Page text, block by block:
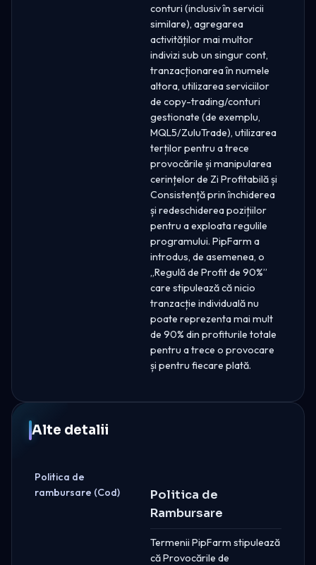
conturi (inclusiv în servicii
similare), agregarea
activităților mai multor
indivizi sub un singur cont,
tranzacționarea în numele
altora, utilizarea serviciilor
de copy-trading/conturi
gestionate (de exemplu,
MQL5/ZuluTrade), utilizarea
terților pentru a trece
provocările și manipularea
cerințelor de Zi Profitabilă și
Consistență prin închiderea
și redeschiderea pozițiilor
pentru a exploata regulile
programului. PipFarm a
introdus, de asemenea, o
„Regulă de Profit de 90%”
care stipulează că nicio
tranzacție individuală nu
poate reprezenta mai mult
de 90% din profiturile totale
pentru a trece o provocare
și pentru fiecare plată.
Alte detalii
Politica de
rambursare (Cod)
Politica de
Rambursare
Termenii PipFarm stipulează
că Provocările de